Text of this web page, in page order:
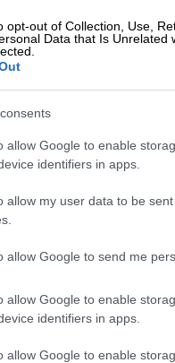
opt-out of Collection, Use,
Data that Is Unrelated
allow Google to enable
identifiers in apps.
allow my user data to be
allow Google to send me
allow Google to enable
identifiers in apps.
allow Google to enable